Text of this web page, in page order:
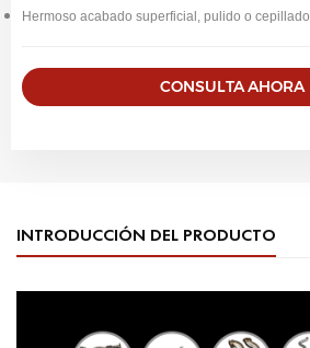
Hermoso acabado superficial, pulido o cepillado.
CONSULTA AHORA
INTRODUCCIÓN DEL PRODUCTO